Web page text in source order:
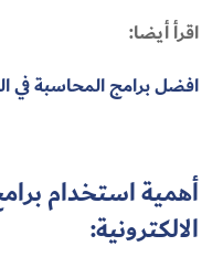
اقرأ أيضا:
افضل برامج المحاسبة في
أهمية استخدام
الالكترونية: